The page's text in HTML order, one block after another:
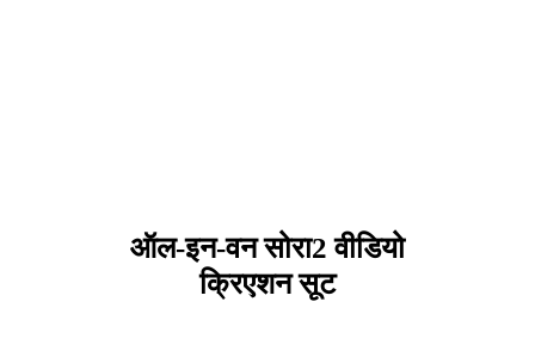
ऑल-इन-वन सोरा2 वीडियो
क्रिएशन सूट